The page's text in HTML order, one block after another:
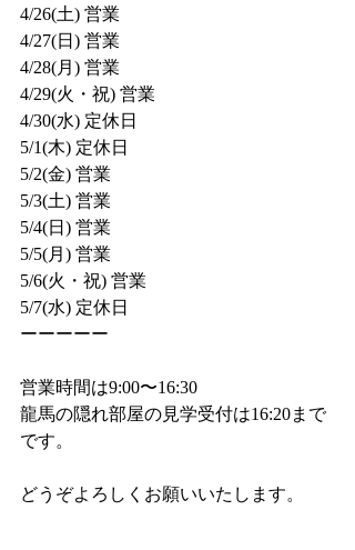
4/26(土) 営業
4/27(日) 営業
4/28(月) 営業
4/29(火・祝) 営業
4/30(水) 定休日
5/1(木) 定休日
5/2(金) 営業
5/3(土) 営業
5/4(日) 営業
5/5(月) 営業
5/6(火・祝) 営業
5/7(水) 定休日
ーーーーー
営業時間は9:00〜16:30
龍馬の隠れ部屋の見学受付は16:20まで
です。
どうぞよろしくお願いいたします。